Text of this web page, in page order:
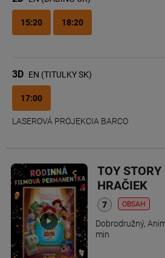
15:20 18:20
3D EN (TITULKY SK)
17:00
LASEROVÁ PROJEKCIA BARCO
TOY
HRAČIEK
OBSAH
Dobrodružný,
min